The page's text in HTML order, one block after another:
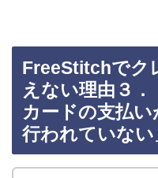
FreeStitchでク
えない理由３
カードの支払
行われていない